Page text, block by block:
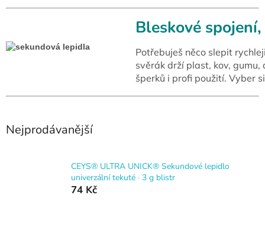
Bleskové
Potřebuješ něco slepit
svěrák drží plast, kov,
šperků i profi použití. Vyber
Nejprodávanější
CEYS® ULTRA UNICK® Sekundové lepidlo
univerzální tekuté · 3 g blistr
74 Kč